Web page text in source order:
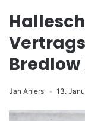
Jan Ahlers 13.